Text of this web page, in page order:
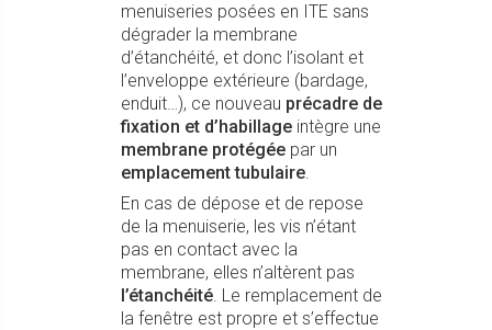
menuiseries posées en ITE sans
dégrader la membrane
d’étanchéité, et donc l’isolant et
l’enveloppe extérieure (bardage,
enduit…), ce nouveau précadre de
fixation et d’habillage intègre une
membrane protégée par un
emplacement tubulaire.
En cas de dépose et de repose
de la menuiserie, les vis n’étant
pas en contact avec la
membrane, elles n’altèrent pas
l’étanchéité. Le remplacement de
la fenêtre est propre et s’effectue